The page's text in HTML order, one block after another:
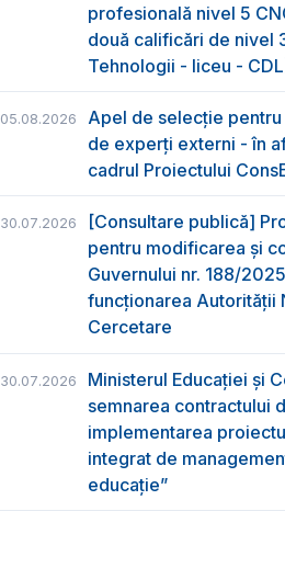
profesională nivel 5
două calificări de nivel
Tehnologii - liceu -
05.08.2026
Apel de selecție
de experți externi - în
cadrul Proiectului
30.07.2026
[Consultare publică]
pentru modificarea și
Guvernului nr. 188/
funcţionarea Autorităţii
Cercetare
30.07.2026
Ministerul Educației și
semnarea contractului
implementarea
integrat de
educație”